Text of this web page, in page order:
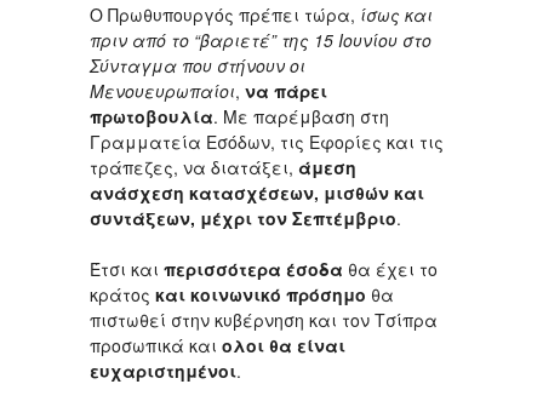
Ο Πρωθυπουργός πρέπει τώρα, ίσως και
πριν από το “βαριετέ” της 15 Ιουνίου στο
Σύνταγμα που στήνουν οι
Μενουευρωπαίοι, να πάρει
πρωτοβουλία. Με παρέμβαση στη
Γραμματεία Εσόδων, τις Εφορίες και τις
τράπεζες, να διατάξει, άμεση
ανάσχεση κατασχέσεων, μισθών και
συντάξεων, μέχρι τον Σεπτέμβριο.
Έτσι και περισσότερα έσοδα θα έχει το
κράτος και κοινωνικό πρόσημο θα
πιστωθεί στην κυβέρνηση και τον Τσίπρα
προσωπικά και ολοι θα είναι
ευχαριστημένοι.